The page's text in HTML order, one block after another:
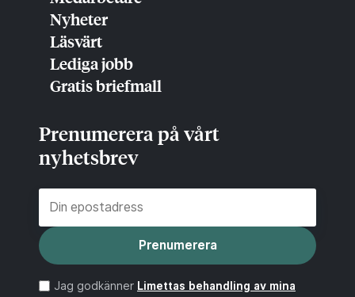
Nyheter
Läsvärt
Lediga jobb
Gratis briefmall
Prenumerera på vårt
nyhetsbrev
Prenumerera
Jag godkänner Limettas behandling av mina